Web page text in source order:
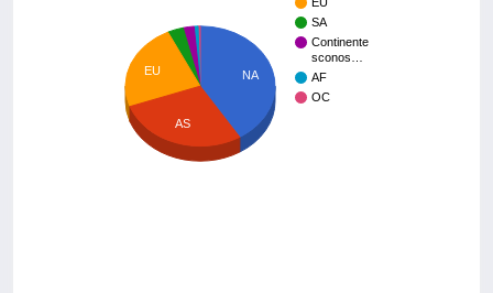
SA
Continente
sconos…
AF
OC
NA
EU
AS